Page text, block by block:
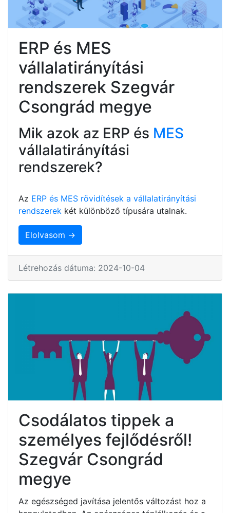
ERP és MES
vállalatirányítási
rendszerek Szegvár
Csongrád megye
Mik azok az ERP és MES
vállalatirányítási
rendszerek?
Az ERP és MES rövidítések a vállalatirányítási
rendszerek két különböző típusára utalnak.
Elolvasom →
Létrehozás dátuma: 2024-10-04
Csodálatos tippek a
személyes fejlődésről!
Szegvár Csongrád
megye
Az egészséged javítása jelentős változást hoz a